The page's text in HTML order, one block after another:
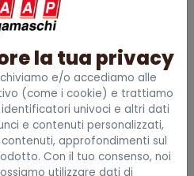
organizzativi via email.
la tua privacy
e/o accediamo alle
(come i cookie) e trattiamo
univoci e altri dati
e contenuti personalizzati,
approfondimenti sul
Con il tuo consenso, noi
utilizzare dati di